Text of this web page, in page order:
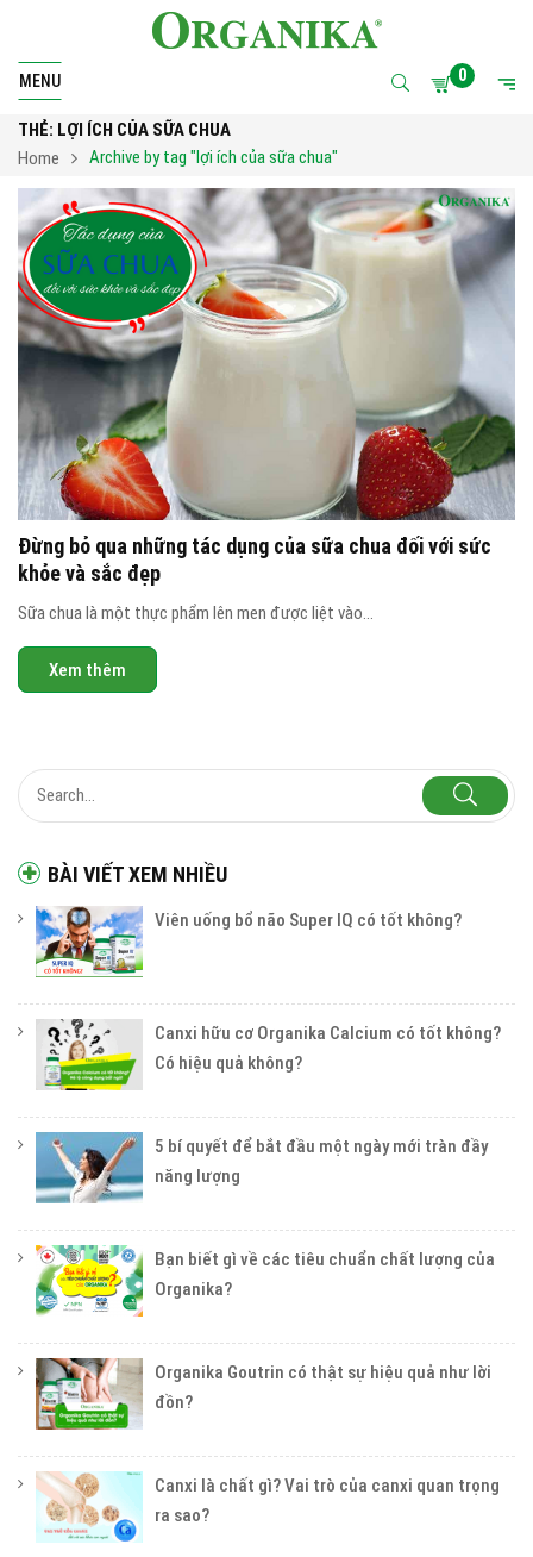
MENU 0
THẺ: LỢI ÍCH CỦA SỮA CHUA
Home
Archive by tag "lợi ích của sữa chua"
BÀI VIẾT XEM NHIỀU
Viên uống bổ não Super IQ có tốt không?
Canxi hữu cơ Organika Calcium có tốt không?
Có hiệu quả không?
5 bí quyết để bắt đầu một ngày mới tràn đầy
năng lượng
Bạn biết gì về các tiêu chuẩn chất lượng của
Organika?
Organika Goutrin có thật sự hiệu quả như lời
đồn?
Canxi là chất gì? Vai trò của canxi quan trọng
ra sao?
Đừng bỏ qua những tác dụng của sữa chua đối với sức
khỏe và sắc đẹp
Sữa chua là một thực phẩm lên men được liệt vào...
Xem thêm